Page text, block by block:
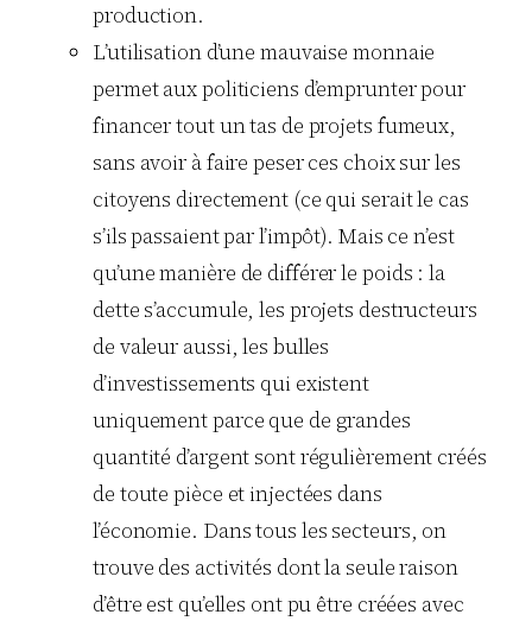
production.
L’utilisation d’une mauvaise monnaie
permet aux politiciens d’emprunter pour
financer tout un tas de projets fumeux,
sans avoir à faire peser ces choix sur les
citoyens directement (ce qui serait le cas
s’ils passaient par l’impôt). Mais ce n’est
qu’une manière de différer le poids : la
dette s’accumule, les projets destructeurs
de valeur aussi, les bulles
d’investissements qui existent
uniquement parce que de grandes
quantité d’argent sont régulièrement créés
de toute pièce et injectées dans
l’économie. Dans tous les secteurs, on
trouve des activités dont la seule raison
d’être est qu’elles ont pu être créées avec